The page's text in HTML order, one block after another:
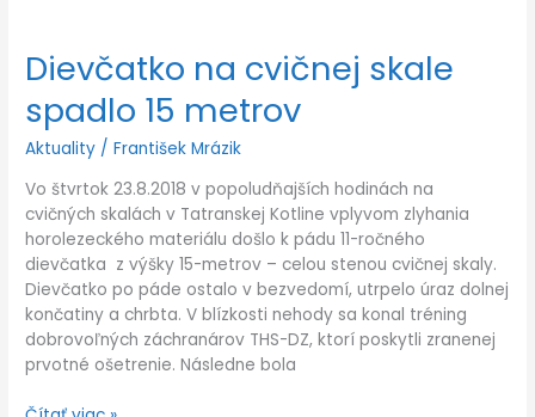
Dievčatko na cvičnej skale
spadlo 15 metrov
Aktuality /František Mrázik
Vo štvrtok 23.8.2018 v popoludňajších hodinách na
cvičných skalách v Tatranskej Kotline vplyvom zlyhania
horolezeckého materiálu došlo k pádu 11-ročného
dievčatka z výšky 15-metrov – celou stenou cvičnej skaly.
Dievčatko po páde ostalo v bezvedomí, utrpelo úraz dolnej
končatiny a chrbta. V blízkosti nehody sa konal tréning
dobrovoľných záchranárov THS-DZ, ktorí poskytli zranenej
prvotné ošetrenie. Následne bola
cvičnej
skale
spadlo
metrov